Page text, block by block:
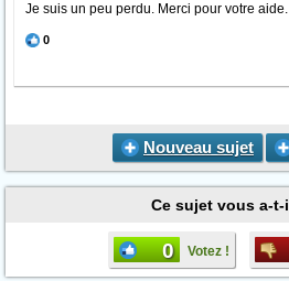
Je suis un peu perdu. Merci pour votre aide.
0
Nouveau sujet
Ce sujet vous a-t-
0 Votez !